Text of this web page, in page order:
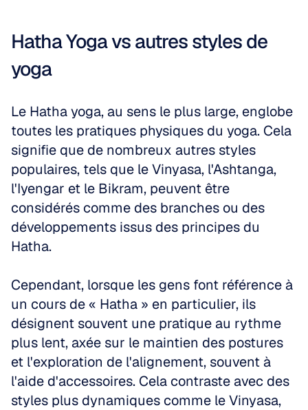
Hatha Yoga vs autres styles de
yoga
Le Hatha yoga, au sens le plus large, englobe
toutes les pratiques physiques du yoga. Cela
signifie que de nombreux autres styles
populaires, tels que le Vinyasa, l'Ashtanga,
l'Iyengar et le Bikram, peuvent être
considérés comme des branches ou des
développements issus des principes du
Hatha.
Cependant, lorsque les gens font référence à
un cours de « Hatha » en particulier, ils
désignent souvent une pratique au rythme
plus lent, axée sur le maintien des postures
et l'exploration de l'alignement, souvent à
l'aide d'accessoires. Cela contraste avec des
styles plus dynamiques comme le Vinyasa,